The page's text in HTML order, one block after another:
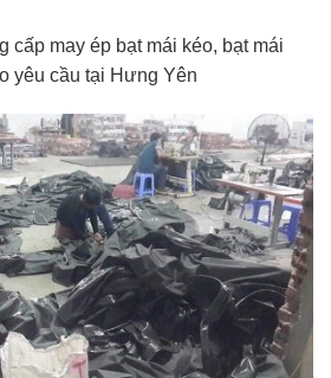
cấp may ép bạt mái kéo, bạt mái
yêu cầu tại Hưng Yên